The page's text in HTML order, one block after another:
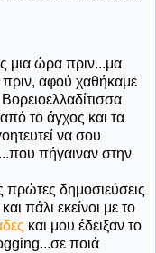
μια ώρα πριν...μα
αφού χαθήκαμε
το άγχος και τα
να σου
πήγαιναν στην
πρώτες δημοσιεύσεις
πάλι εκείνοι με το
και μου έδειξαν το
ποιά